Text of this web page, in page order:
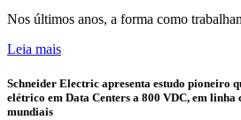
Nos últimos anos, a forma como
Leia mais
Schneider Electric apresenta estudo pioneiro
elétrico em Data Centers a 800 VDC, em
mundiais